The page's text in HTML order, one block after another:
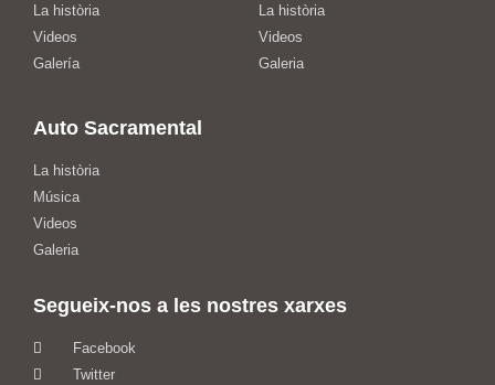
La història
Videos
Galería
La història
Videos
Galeria
Auto Sacramental
La història
Música
Videos
Galeria
Segueix-nos a les nostres xarxes
Facebook
Twitter